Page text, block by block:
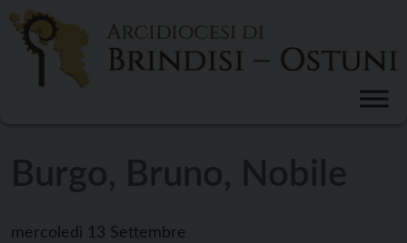
Skip
content
mercoledì 13 Settembre